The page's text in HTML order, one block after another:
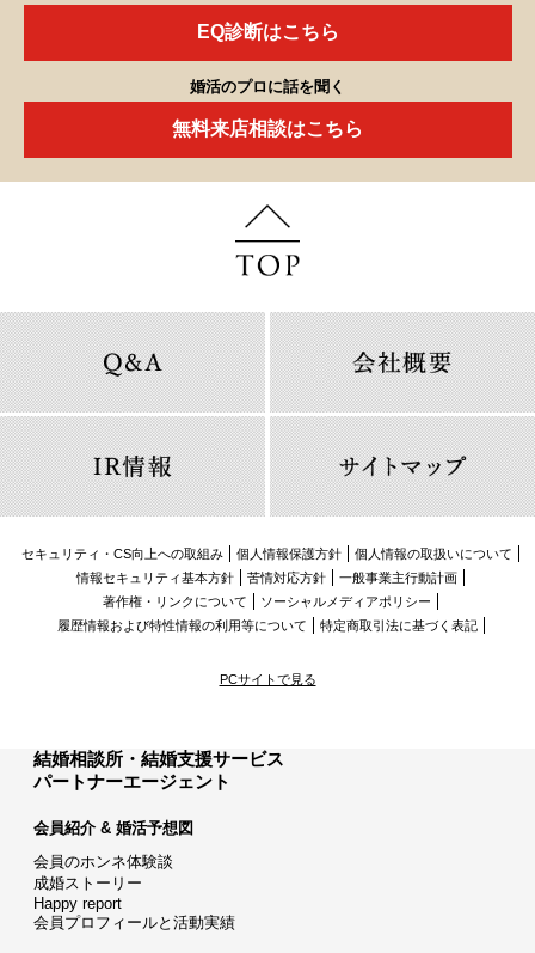
EQ診断はこちら
婚活のプロに話を聞く
無料来店相談はこちら
セキュリティ・CS向上への取組み 個人情報保護方針
個人情報の取扱いについて
情報セキュリティ基本方針
苦情対応方針
一般事業主行動計画
著作権・リンクについて
ソーシャルメディアポリシー
履歴情報および特性情報の利用等について
特定商取引法に基づく表記
PCサイトで見る
結婚相談所・結婚支援サービス
パートナーエージェント
会員紹介 & 婚活予想図
会員のホンネ体験談
成婚ストーリー
Happy report
会員プロフィールと活動実績